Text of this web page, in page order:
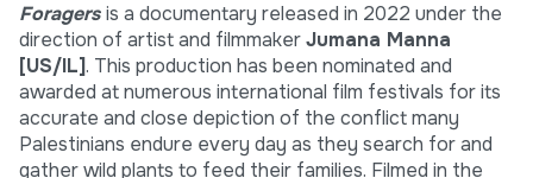
Foragers is a documentary released in 2022 under the
direction of artist and filmmakerJumana Manna
[US/IL]. This production has been nominated and
awarded at numerous international film festivals for its
accurate and close depiction of the conflict many
Palestinians endure every day as they search for and
gather wild plants to feed their families. Filmed in the